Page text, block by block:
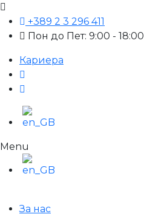
+389 2 3 296 411
Пон до Пет: 9:00 - 18:00
Кариера
Menu
За нас